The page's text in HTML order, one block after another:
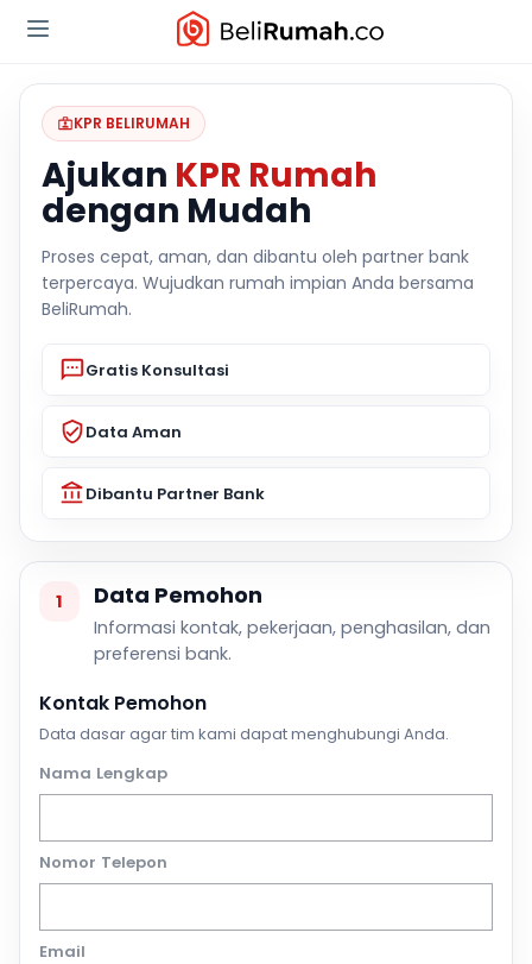
KPR BELIRUMAH
Ajukan KPR Rumah
dengan Mudah
Proses cepat, aman, dan dibantu oleh partner bank
terpercaya. Wujudkan rumah impian Anda bersama
BeliRumah.
Gratis Konsultasi
Data Aman
Dibantu Partner Bank
1 Data Pemohon
Informasi kontak, pekerjaan, penghasilan, dan
preferensi bank.
Kontak Pemohon
Data dasar agar tim kami dapat menghubungi Anda.
Nama Lengkap
Nomor Telepon
Email